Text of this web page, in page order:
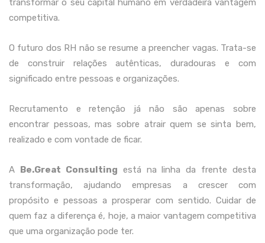
transformar o seu capital humano em verdadeira vantagem
competitiva.
O futuro dos RH não se resume a preencher vagas. Trata-se
de construir relações autênticas, duradouras e com
significado entre pessoas e organizações.
Recrutamento e retenção já não são apenas sobre
encontrar pessoas, mas sobre atrair quem se sinta bem,
realizado e com vontade de ficar.
A Be.Great Consulting está na linha da frente desta
transformação, ajudando empresas a crescer com
propósito e pessoas a prosperar com sentido. Cuidar de
quem faz a diferença é, hoje, a maior vantagem competitiva
que uma organização pode ter.